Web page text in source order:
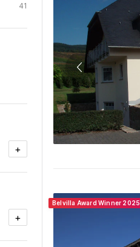
41
+
+
Belvilla Award Winner 2025